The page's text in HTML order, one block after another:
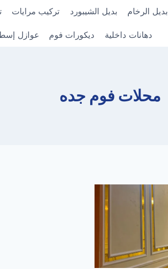
بديل الرخام بديل الشيبورد تركيب مرايات
دهانات داخلية ديكورات فوم عوازل
محلات فوم جده